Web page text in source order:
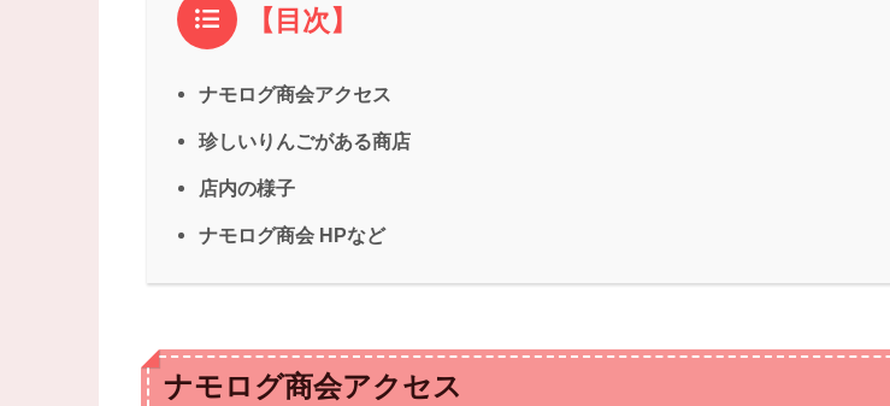
【目次】
ナモログ商会アクセス
珍しいりんごがある商店
店内の様子
ナモログ商会 HPなど
ナモログ商会アクセス